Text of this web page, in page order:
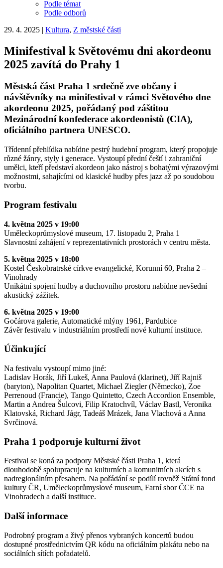
Podle témat
Podle odborů
29. 4. 2025 | Kultura, Z městské části
Minifestival k Světovému dni akordeonu
2025 zavítá do Prahy 1
Městská část Praha 1 srdečně zve občany i
návštěvníky na minifestival v rámci Světového dne
akordeonu 2025, pořádaný pod záštitou
Mezinárodní konfederace akordeonistů (CIA),
oficiálního partnera UNESCO.
Třídenní přehlídka nabídne pestrý hudební program, který propojuje
různé žánry, styly i generace. Vystoupí přední čeští i zahraniční
umělci, kteří představí akordeon jako nástroj s bohatými výrazovými
možnostmi, sahajícími od klasické hudby přes jazz až po soudobou
tvorbu.
Program festivalu
4. května 2025 v 19:00
Uměleckoprůmyslové museum, 17. listopadu 2, Praha 1
Slavnostní zahájení v reprezentativních prostorách v centru města.
5. května 2025 v 18:00
Kostel Českobratrské církve evangelické, Korunní 60, Praha 2 –
Vinohrady
Unikátní spojení hudby a duchovního prostoru nabídne nevšední
akustický zážitek.
6. května 2025 v 19:00
Gočárova galerie, Automatické mlýny 1961, Pardubice
Závěr festivalu v industriálním prostředí nové kulturní instituce.
Účinkující
Na festivalu vystoupí mimo jiné:
Ladislav Horák, Jiří Lukeš, Anna Paulová (klarinet), Jiří Rajniš
(baryton), Napolitan Quartet, Michael Ziegler (Německo), Zoe
Perrenoud (Francie), Tango Quintetto, Czech Accordion Ensemble,
Martin a Andrea Šulcovi, Filip Kratochvíl, Václav Bastl, Veronika
Klatovská, Richard Jágr, Tadeáš Mrázek, Jana Vlachová a Anna
Svrčinová.
Praha 1 podporuje kulturní život
Festival se koná za podpory Městské části Praha 1, která
dlouhodobě spolupracuje na kulturních a komunitních akcích s
nadregionálním přesahem. Na pořádání se podílí rovněž Státní fond
kultury ČR, Uměleckoprůmyslové museum, Farní sbor ČCE na
Vinohradech a další instituce.
Další informace
Podrobný program a živý přenos vybraných koncertů budou
dostupné prostřednictvím QR kódu na oficiálním plakátu nebo na
sociálních sítích pořadatelů.